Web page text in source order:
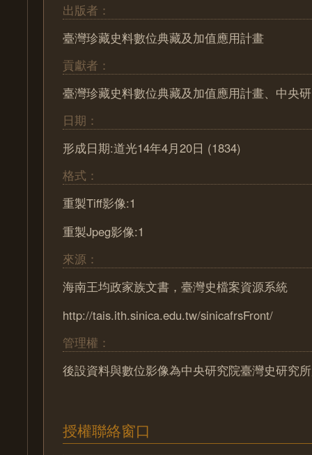
出版者：
臺灣珍藏史料數位典藏及加值應用計畫
貢獻者：
臺灣珍藏史料數位典藏及加值應用計畫、中央
日期：
形成日期:道光14年4月20日 (1834)
格式：
重製Tiff影像:1
重製Jpeg影像:1
來源：
海南王均政家族文書，臺灣史檔案資源系統
http://tais.ith.sinica.edu.tw/sinicafrsFront/
管理權：
後設資料與數位影像為中央研究院臺灣史研究
授權聯絡窗口